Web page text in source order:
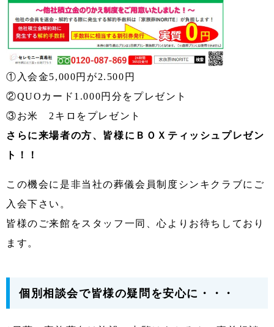
①入会金5,000円が2.500円
②QUOカード1.000円分をプレゼント
③お米 2キロをプレゼント
さらに来場者の方、皆様にＢＯＸティッシュプレゼン
ト！！
この機会に是非当社の葬儀会員制度シンキクラブにご
入会下さい。
皆様のご来館をスタッフ一同、心よりお待ちしており
ます。
個別相談会で皆様の疑問を安心に・・・